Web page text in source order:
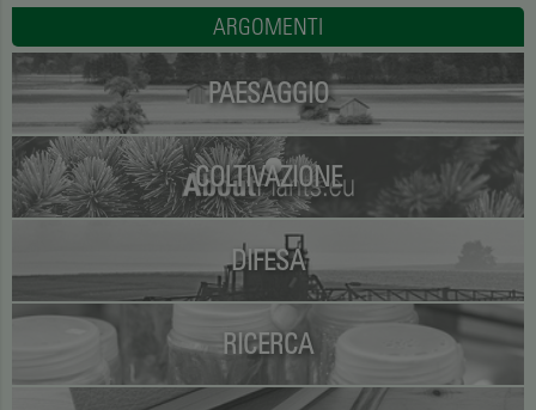
ARGOMENTI
PAESAGGIO
COLTIVAZIONE
DIFESA
RICERCA